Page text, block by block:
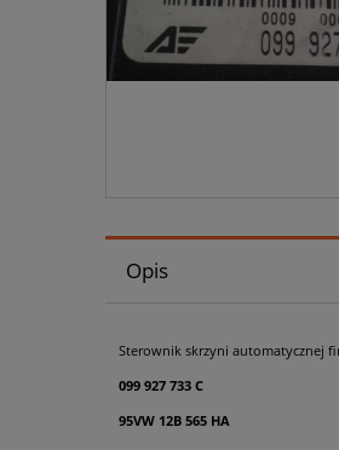
Opis
Sterownik skrzyni automatycznej
099 927 733 C
95VW 12B 565 HA